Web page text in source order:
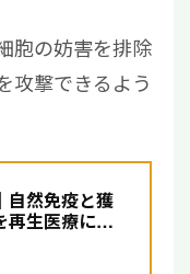
胞の妨害を排除
攻撃できるよう
自然免疫と獲
再生医療に精